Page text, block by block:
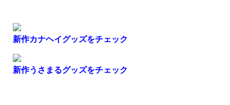
新作カナヘイグッズをチェック
新作うさまるグッズをチェック